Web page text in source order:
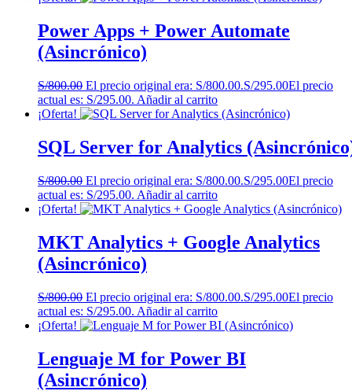
Power Apps + Power Automate
(Asincrónico)
S/800.00 El precio original era: S/800.00.S/295.00El precio
actual es: S/295.00. Añadir al carrito
¡Oferta!
SQL Server for Analytics
S/800.00 El precio original era: S/800.00.S/295.00El precio
actual es: S/295.00. Añadir al carrito
¡Oferta!
MKT Analytics + Google Analytics
(Asincrónico)
S/800.00 El precio original era: S/800.00.S/295.00El precio
actual es: S/295.00. Añadir al carrito
¡Oferta!
Lenguaje M for Power BI
(Asincrónico)